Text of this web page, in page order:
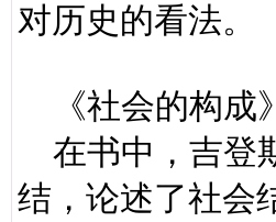
对历史的看法。
《社会的构成》
在书中，吉登
结，论述了社会